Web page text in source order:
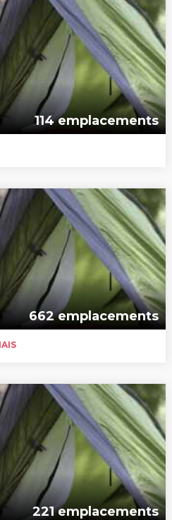
114 emplacements
662 emplacements
221 emplacements